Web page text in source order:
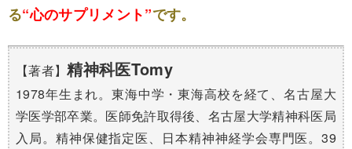
る“心のサプリメント”です。
【著者】精神科医Tomy
1978年生まれ。東海中学・東海高校を経て、名古屋大
学医学部卒業。医師免許取得後、名古屋大学精神科医局
入局。精神保健指定医、日本精神神経学会専門医。39